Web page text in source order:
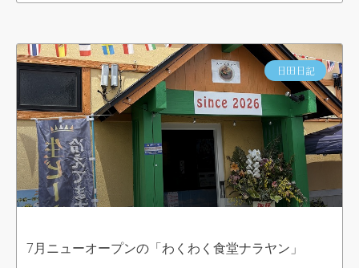
日田日記
7月ニューオープンの「わくわく食堂ナラヤン」